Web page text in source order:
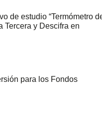
de estudio “Termómetro
Tercera y Descifra en
para los Fondos